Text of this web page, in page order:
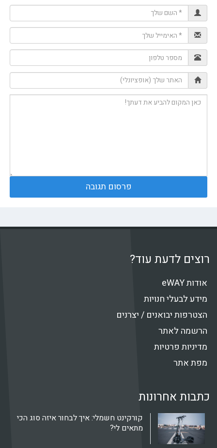
רוצים לדעת עוד?
אודות eWAY
מידע לבעלי חנויות
הצטרפות יבואנים / יצרנים
הרשמה לאתר
מדיניות פרטיות
מפת אתר
כתבות אחרונות
קורקינט חשמלי: איך לבחור איזה סוג הכי
מתאים לי?